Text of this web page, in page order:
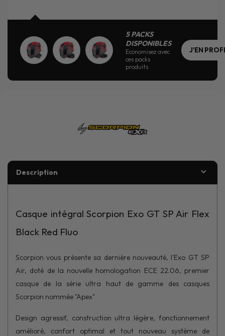
5 PACKS
DISPONIBLES
Economisez avec
ces packs
produits
J'EN
Description
Casque intégral Scorpion Exo GT SP Air Flex
Black Red Fluo
Scorpion vous présente sa dernière nouveauté, l'Exo GT SP
Air, doté de la nouvelle homologation ECE 22.06, premier
casque de la série ultra haut de gamme des casques
Scorpion nommée "Apex"
Design agressif, construction ultra légère, fonctionnement
amélioré, confort optimal et tout nouveau système de